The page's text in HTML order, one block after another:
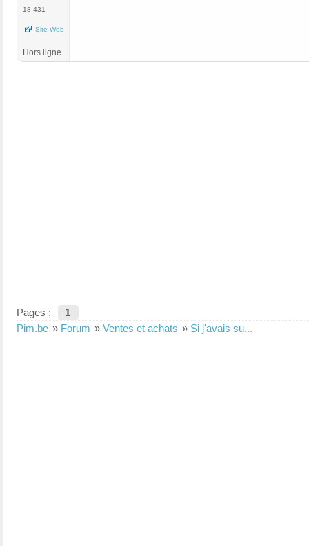
18 431
Site Web
Hors ligne
Pages :
1
Pim.be » Forum » Ventes et achats » Si j'avais su...